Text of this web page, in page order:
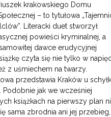
krakowskiego Domu
– to tytułowa
Literacki duet stworzył
powieści kryminalnej, a
dawce erudycyjnej
czyta się nie tylko w
z uśmiechem na twarzy.
przedstawia Kraków u
Podobnie jak we wcześniej
książkach na pierwszy plan
sama zbrodnia ani jej